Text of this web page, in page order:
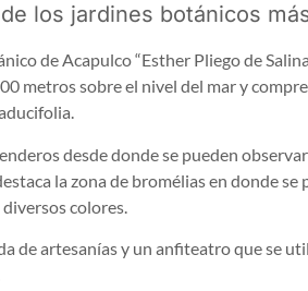
los jardines botánicos
de Acapulco “Esther Pliego de
metros sobre el nivel del mar y
desde donde se pueden
la zona de bromélias en donde se
colores.
de artesanías y un anfiteatro que se